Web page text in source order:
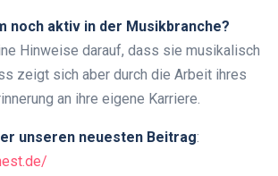
noch aktiv in der Musikbranche?
Hinweise darauf, dass sie musikalisch
zeigt sich aber durch die Arbeit ihres
an ihre eigene Karriere.
unseren neuesten Beitrag: